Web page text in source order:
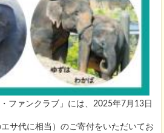
ファンクラブ」には、2025年7月13日
サ代に相当）のご寄付をいただいてお